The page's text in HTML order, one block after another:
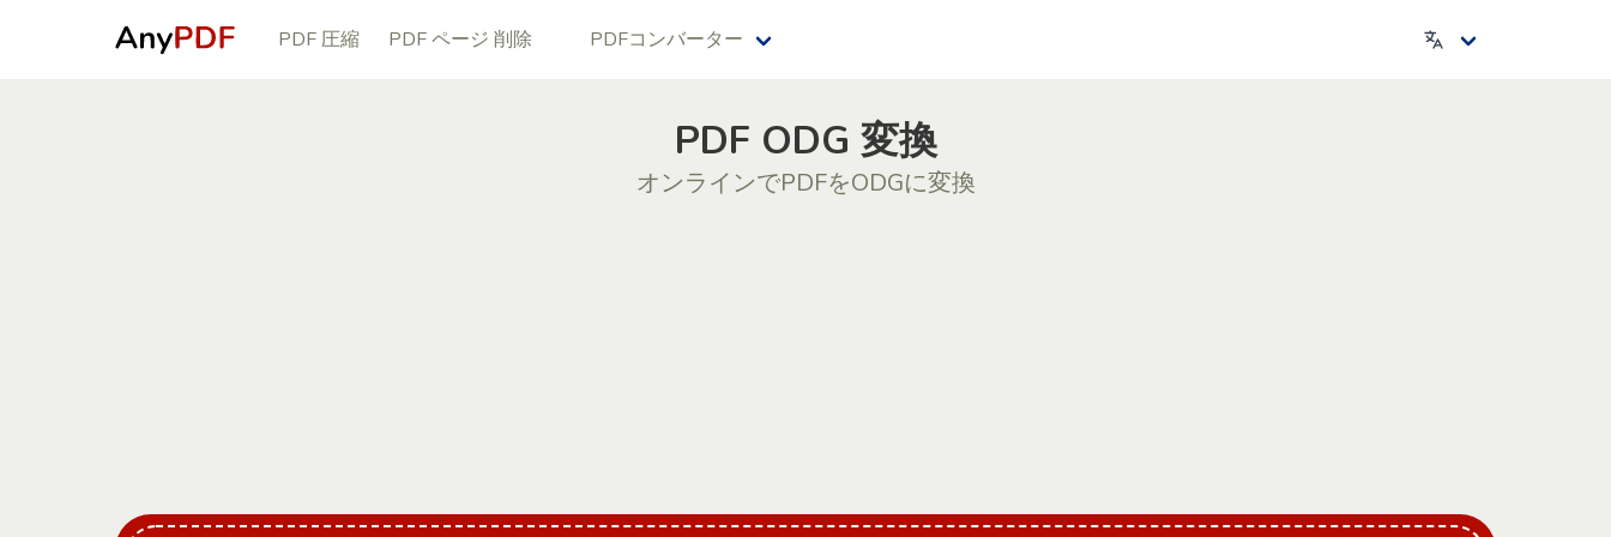
PDF 圧縮 PDF ページ 削除 PDFコンバーター
PDF ODG 変換
オンラインでPDFをODGに変換